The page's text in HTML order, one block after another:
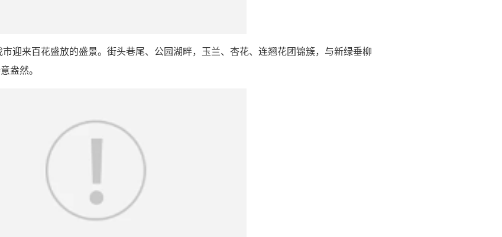
迎来百花盛放的盛景。街头巷尾、公园湖畔，玉兰、杏花、连翘花团锦簇，与新绿垂柳
盎然。